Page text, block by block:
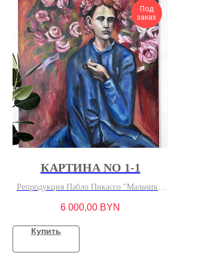
Под
заказ
КАРТИНА NO 1-1
Репродукция Пабло Пикассо "Мальчик с
6 000,00 BYN
Купить